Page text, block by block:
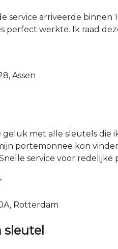
service arriveerde
perfect werkte. Ik raad
Assen
met alle sleutels die
portemonnee kon
service voor redelijke
Rotterdam
sleutel